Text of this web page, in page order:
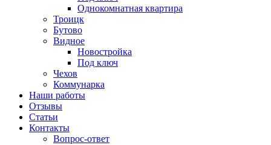
Однокомнатная квартира
Троицк
Бутово
Видное
Новостройка
Под ключ
Чехов
Коммунарка
Наши работы
Отзывы
Статьи
Контакты
Вопрос-ответ